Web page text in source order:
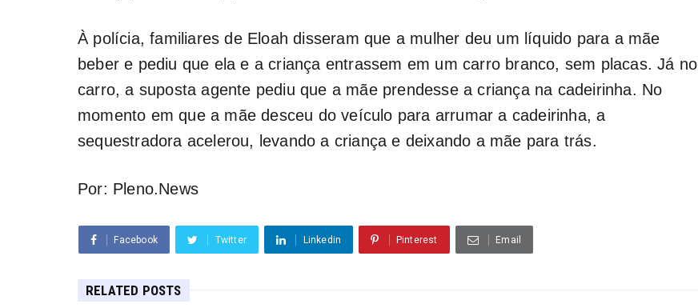
À polícia, familiares de Eloah disseram que a mulher deu um líquido para a mãe
beber e pediu que ela e a criança entrassem em um carro branco, sem placas. Já no
carro, a suposta agente pediu que a mãe prendesse a criança na cadeirinha. No
momento em que a mãe desceu do veículo para arrumar a cadeirinha, a
sequestradora acelerou, levando a criança e deixando a mãe para trás.
Por: Pleno.News
Facebook Twitter Linkedin Pinterest Email
RELATED POSTS